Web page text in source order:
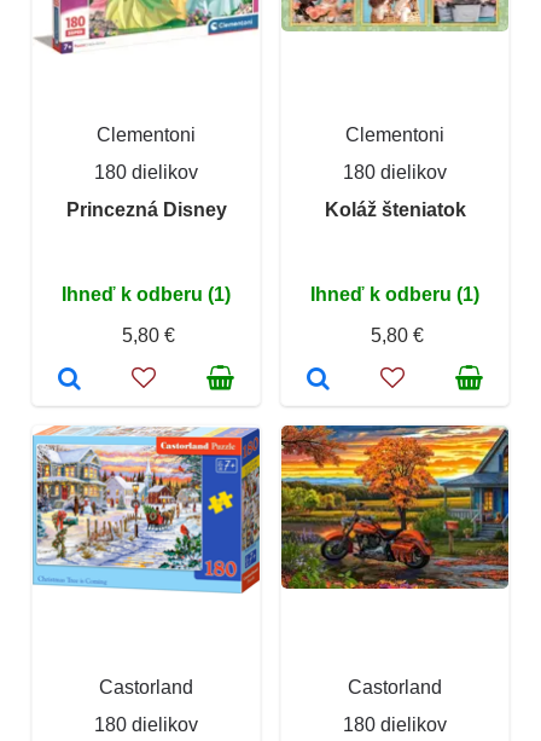
Clementoni
180 dielikov
Princezná Disney
Ihneď k odberu (1)
5,80 €
Clementoni
180 dielikov
Koláž šteniatok
Ihneď k odberu (1)
5,80 €
Castorland
180 dielikov
Castorland
180 dielikov